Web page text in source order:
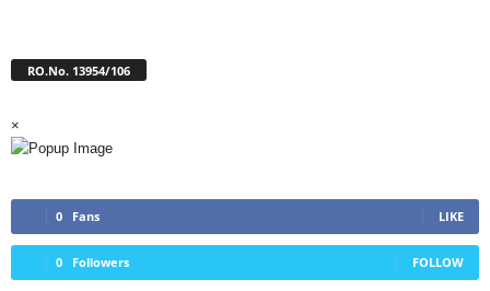
RO.No. 13954/106
×
0 Fans LIKE
0 Followers FOLLOW